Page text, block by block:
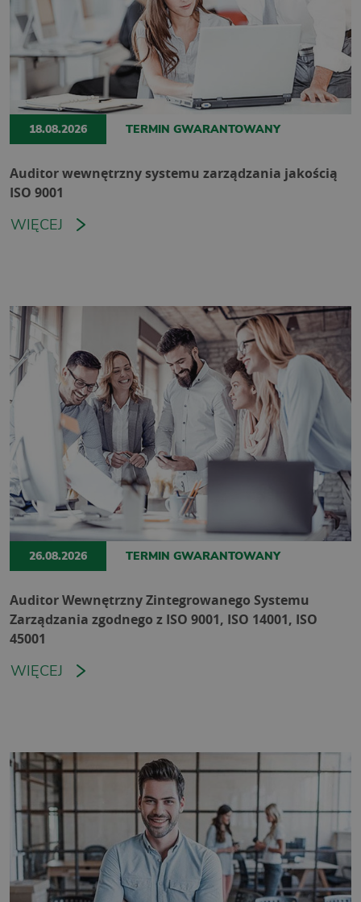
18.08.2026 TERMIN GWARANTOWANY
Auditor wewnętrzny systemu zarządzania jakością
ISO 9001
WIĘCEJ
26.08.2026 TERMIN GWARANTOWANY
Auditor Wewnętrzny Zintegrowanego Systemu
Zarządzania zgodnego z ISO 9001, ISO 14001, ISO
45001
WIĘCEJ